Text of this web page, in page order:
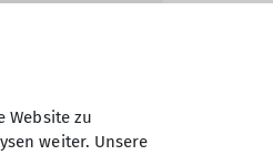
Website zu
weiter. Unsere